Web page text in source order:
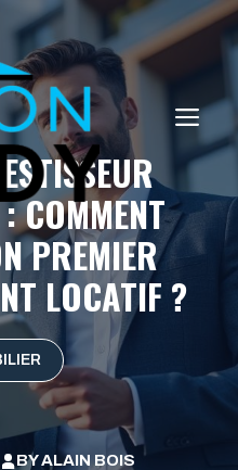
COMMENT
PREMIER
LOCATIF ?
BYALAIN BOIS